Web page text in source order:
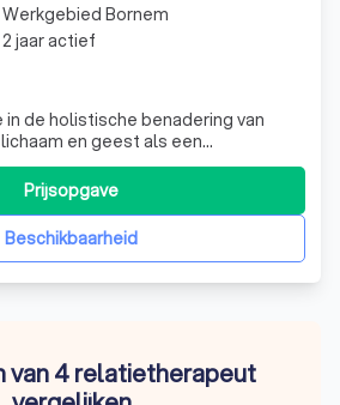
in de holistische benadering van
en geest als een
worden beschouwd. Onze
stelt ons in staat om een breed
te bieden, van manuele therapie
podologie en voedingsad
Beschikbaarheid
Prijsopgave
Werkgebied Bornem
2 jaar actief
van 4 relatietherapeut